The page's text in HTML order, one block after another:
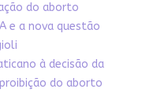
do aborto
e a nova questão
à decisão da
do aborto